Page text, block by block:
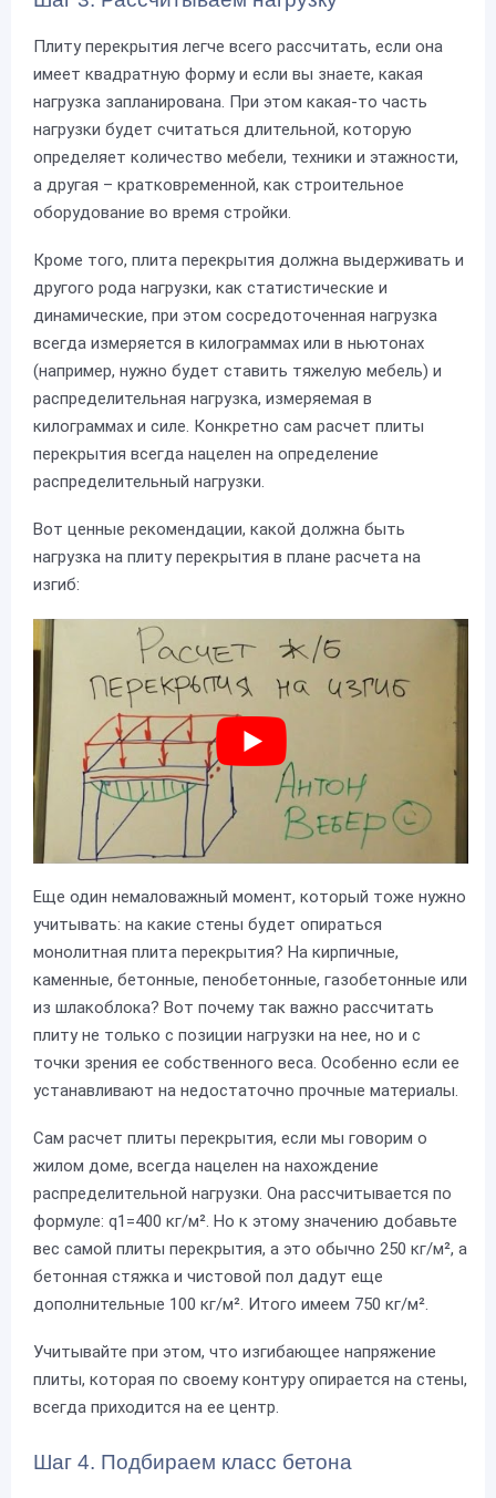
Плиту перекрытия легче всего рассчитать, если она
имеет квадратную форму и если вы знаете, какая
нагрузка запланирована. При этом какая-то часть
нагрузки будет считаться длительной, которую
определяет количество мебели, техники и этажности,
а другая – кратковременной, как строительное
оборудование во время стройки.
Кроме того, плита перекрытия должна выдерживать и
другого рода нагрузки, как статистические и
динамические, при этом сосредоточенная нагрузка
всегда измеряется в килограммах или в ньютонах
(например, нужно будет ставить тяжелую мебель) и
распределительная нагрузка, измеряемая в
килограммах и силе. Конкретно сам расчет плиты
перекрытия всегда нацелен на определение
распределительный нагрузки.
Вот ценные рекомендации, какой должна быть
нагрузка на плиту перекрытия в плане расчета на
изгиб:
Еще один немаловажный момент, который тоже нужно
учитывать: на какие стены будет опираться
монолитная плита перекрытия? На кирпичные,
каменные, бетонные, пенобетонные, газобетонные или
из шлакоблока? Вот почему так важно рассчитать
плиту не только с позиции нагрузки на нее, но и с
точки зрения ее собственного веса. Особенно если ее
устанавливают на недостаточно прочные материалы.
Сам расчет плиты перекрытия, если мы говорим о
жилом доме, всегда нацелен на нахождение
распределительной нагрузки. Она рассчитывается по
формуле: q1=400 кг/м². Но к этому значению добавьте
вес самой плиты перекрытия, а это обычно 250 кг/м², а
бетонная стяжка и чистовой пол дадут еще
дополнительные 100 кг/м². Итого имеем 750 кг/м².
Учитывайте при этом, что изгибающее напряжение
плиты, которая по своему контуру опирается на стены,
всегда приходится на ее центр.
Шаг 4. Подбираем класс бетона